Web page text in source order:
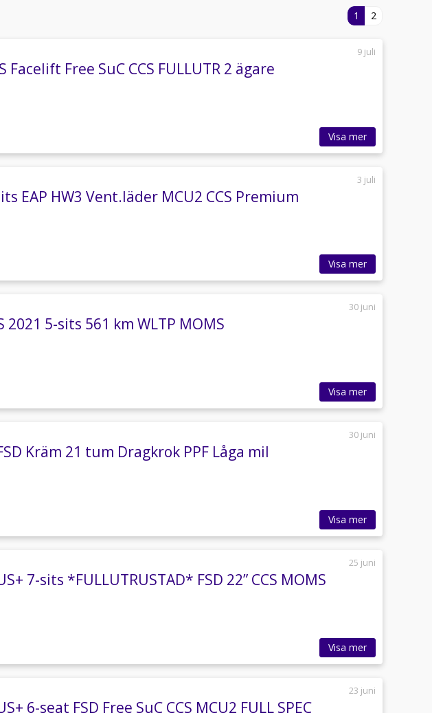
1 2
9 juli
Facelift Free SuC CCS FULLUTR 2 ägare
Visa mer
3 juli
EAP HW3 Vent.läder MCU2 CCS Premium
Visa mer
30 juni
2021 5-sits 561 km WLTP MOMS
Visa mer
30 juni
Kräm 21 tum Dragkrok PPF Låga mil
Visa mer
25 juni
7-sits *FULLUTRUSTAD* FSD 22” CCS MOMS
Visa mer
23 juni
6-seat FSD Free SuC CCS MCU2 FULL SPEC